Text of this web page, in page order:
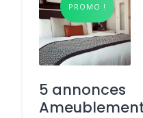
PROMO !
5 annonces